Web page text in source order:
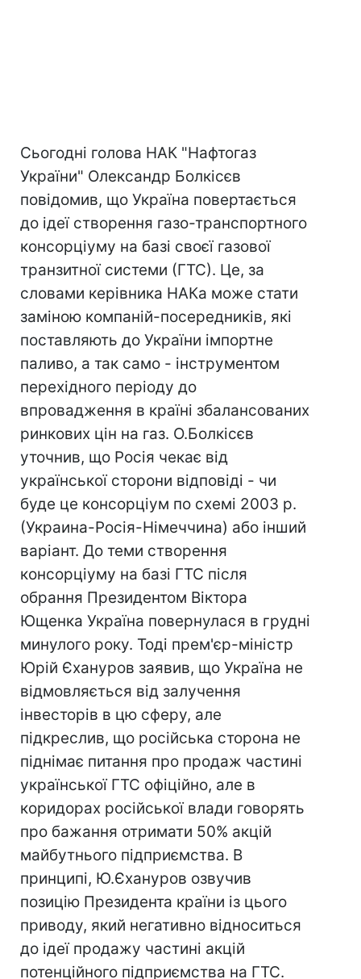
Сьогодні голова НАК "Нафтогаз
України" Олександр Болкісєв
повідомив, що Україна повертається
до ідеї створення газо-транспортного
консорціуму на базі своєї газової
транзитної системи (ГТС). Це, за
словами керівника НАКа може стати
заміною компаній-посередників, які
поставляють до України імпортне
паливо, а так само - інструментом
перехідного періоду до
впровадження в країні збалансованих
ринкових цін на газ. О.Болкісєв
уточнив, що Росія чекає від
української сторони відповіді - чи
буде це консорціум по схемі 2003 р.
(Украина-Росія-Німеччина) або інший
варіант. До теми створення
консорціуму на базі ГТС після
обрання Президентом Віктора
Ющенка Україна повернулася в грудні
минулого року. Тоді прем'єр-міністр
Юрій Єхануров заявив, що Україна не
відмовляється від залучення
інвесторів в цю сферу, але
підкреслив, що російська сторона не
піднімає питання про продаж частині
української ГТС офіційно, але в
коридорах російської влади говорять
про бажання отримати 50% акцій
майбутнього підприємства. В
принципі, Ю.Єхануров озвучив
позицію Президента країни із цього
приводу, який негативно відноситься
до ідеї продажу частині акцій
потенційного підприємства на ГТС.